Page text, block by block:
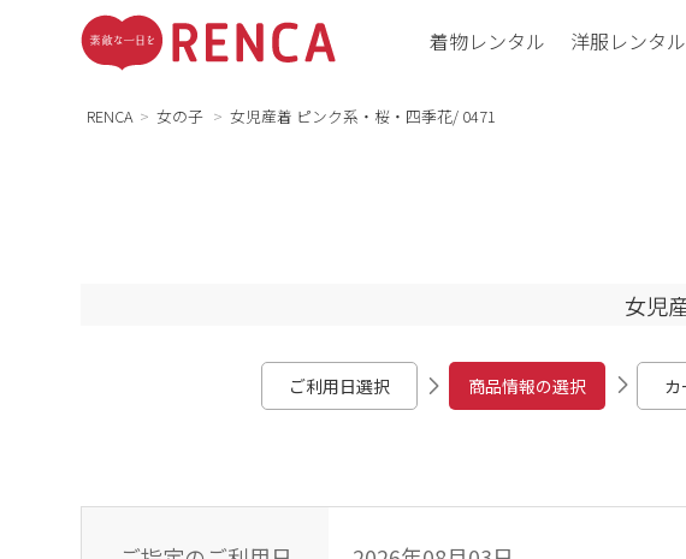
着物レンタル 洋服レンタル
RENCA 女の子 女児産着 ピンク系・桜・四季花/ 0471
女児
ご利用日選択 商品情報の選択